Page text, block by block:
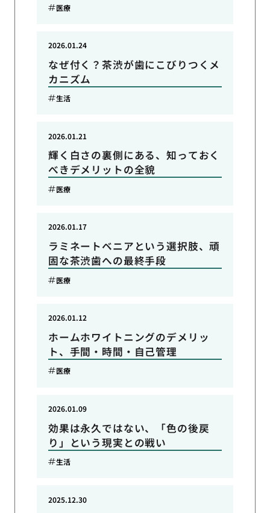
医療
なぜ付く？茶渋が歯にこびりつくメ
カニズム
2026.01.24
生活
輝く白さの裏側にある、知っておく
べきデメリットの全貌
2026.01.21
医療
ラミネートベニアという選択肢、頑
固な茶渋歯への最終手段
2026.01.17
医療
ホームホワイトニングのデメリッ
ト、手間・時間・自己管理
2026.01.12
医療
効果は永久ではない、「色の後戻
り」という現実との戦い
2026.01.09
生活
2025.12.30